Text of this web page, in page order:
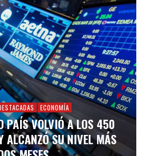
ECONOMÍA
PAÍS VOLVIÓ A LOS 450
ALCANZÓ SU NIVEL MÁS